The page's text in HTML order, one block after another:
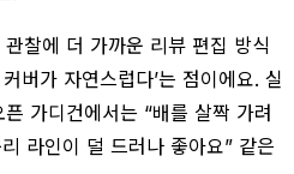
찰에 더 가까운 리뷰 편집 방식
버가 자연스럽다’는 점이에요. 실
가디건에서는 “배를 살짝 가려
라인이 덜 드러나 좋아요” 같은